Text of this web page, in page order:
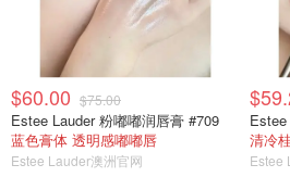
$60.00 $75.00
Estee Lauder 粉嘟嘟润唇膏 #709
蓝色膏体 透明感嘟嘟唇
Estee Lauder澳洲官网
清冷
Estee